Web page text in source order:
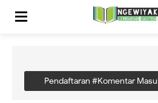
Pendaftaran #Komentar